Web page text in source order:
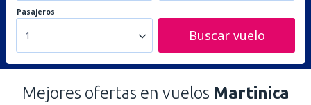
Pasajeros
1 Buscar vuelo
Mejores ofertas en vuelos Martinica